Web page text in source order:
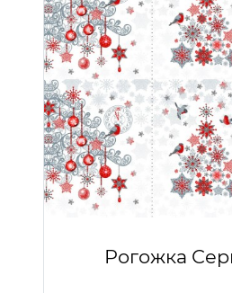
Рогожка